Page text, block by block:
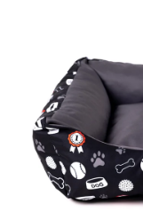
hvězdiček.